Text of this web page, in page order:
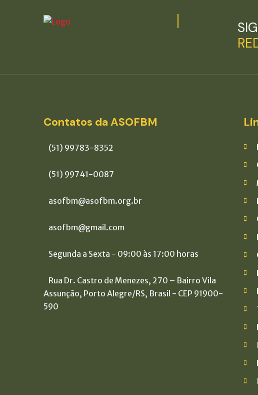
Contatos da ASOFBM
(51) 99783-8352
(51) 99741-0087
asofbm@asofbm.org.br
asofbm@gmail.com
Segunda a Sexta - 09:00 às 17:00 horas
Rua Dr. Castro de Menezes, 270 – Bairro Vila
Assunção, Porto Alegre/RS, Brasil - CEP 91900-
590